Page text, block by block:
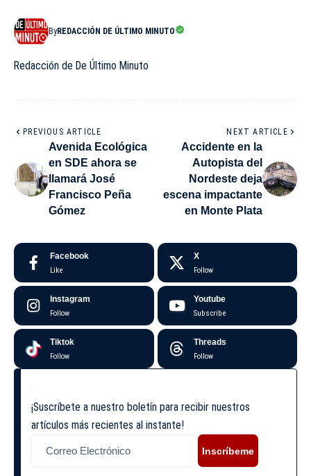
ByREDACCIÓN DE ÚLTIMO MINUTO
Redacción de De Último Minuto
PREVIOUS ARTICLE
Avenida Ecológica
en SDE ahora se
llamará José
Francisco Peña
Gómez
NEXT ARTICLE
Accidente en la
Autopista del
Nordeste deja
escena impactante
en Monte Plata
Facebook
Like
X
Follow
Instagram
Follow
Youtube
Subscribe
Tiktok
Follow
Threads
Follow
¡Suscríbete a nuestro boletín para recibir nuestros
artículos más recientes al instante!
Inscríbeme